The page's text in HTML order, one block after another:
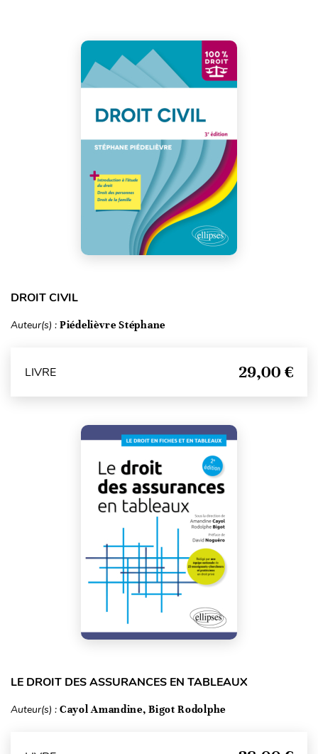
DROIT CIVIL
Auteur(s) : Piédelièvre Stéphane
LIVRE 29,00 €
LE DROIT DES ASSURANCES EN TABLEAUX
Auteur(s) : Cayol Amandine, Bigot Rodolphe